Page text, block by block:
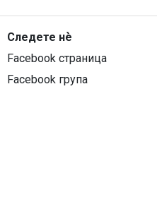
Следете нѐ
Facebook страница
Facebook група